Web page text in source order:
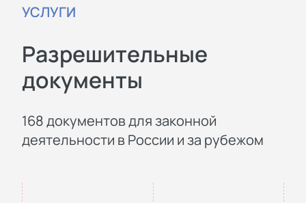
УСЛУГИ
Разрешительные
документы
168 документов для законной
деятельности в России и за рубежом